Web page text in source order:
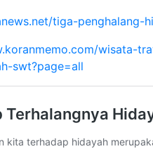
tiga-penghalang-
wisata-
swt?page=all